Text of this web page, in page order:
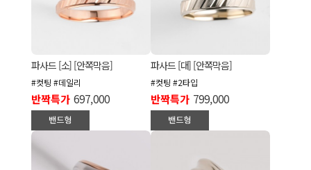
파사드 [소] [안쪽막음]
#컷팅 #데일리
반짝특가 697,000
파사드 [대] [안쪽막음]
#컷팅 #2타입
반짝특가 799,000